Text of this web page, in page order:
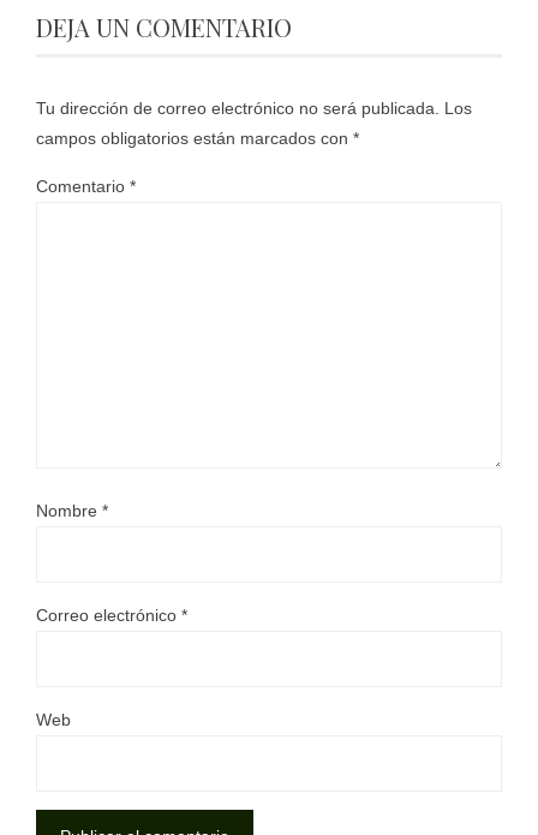
DEJA UN COMENTARIO
Tu dirección de correo electrónico no será publicada.
Los
campos obligatorios están marcados con *
Comentario *
Nombre *
Correo electrónico *
Web